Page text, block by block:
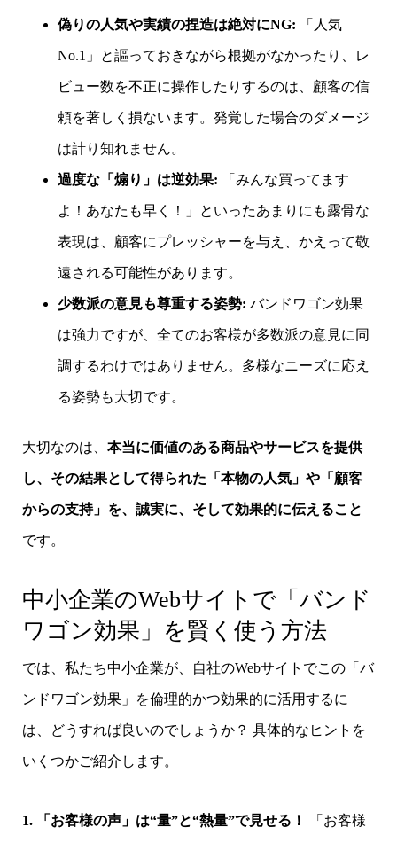
偽りの人気や実績の捏造は絶対にNG: 「人気
No.1」と謳っておきながら根拠がなかったり、レ
ビュー数を不正に操作したりするのは、顧客の信
頼を著しく損ないます。発覚した場合のダメージ
は計り知れません。
過度な「煽り」は逆効果: 「みんな買ってます
よ！あなたも早く！」といったあまりにも露骨な
表現は、顧客にプレッシャーを与え、かえって敬
遠される可能性があります。
少数派の意見も尊重する姿勢: バンドワゴン効果
は強力ですが、全てのお客様が多数派の意見に同
調するわけではありません。多様なニーズに応え
る姿勢も大切です。
大切なのは、 本当に価値のある商品やサービスを提供
し、その結果として得られた「本物の人気」や「顧客
からの支持」を、誠実に、そして効果的に伝えること
です。
中小企業のWebサイトで「バンド
ワゴン効果」を賢く使う方法
では、私たち中小企業が、自社のWebサイトでこの「バ
ンドワゴン効果」を倫理的かつ効果的に活用するに
は、どうすれば良いのでしょうか？ 具体的なヒントを
いくつかご紹介します。
1. 「お客様の声」は“量”と“熱量”で見せる！ 「お客様